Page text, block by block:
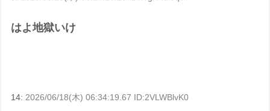
はよ地獄いけ
14: 2026/06/18(木) 06:34:19.67 ID:2VLWBlvK0